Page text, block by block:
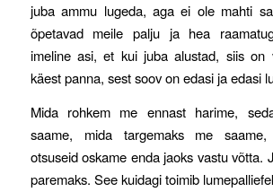
juba ammu lugeda, aga ei ole mahti
õpetavad meile palju ja hea
imeline asi, et kui juba alustad, siis on
käest panna, sest soov on edasi ja edasi
Mida rohkem me ennast harime,
saame, mida targemaks me
otsuseid oskame enda jaoks vastu võtta.
paremaks. See kuidagi toimib